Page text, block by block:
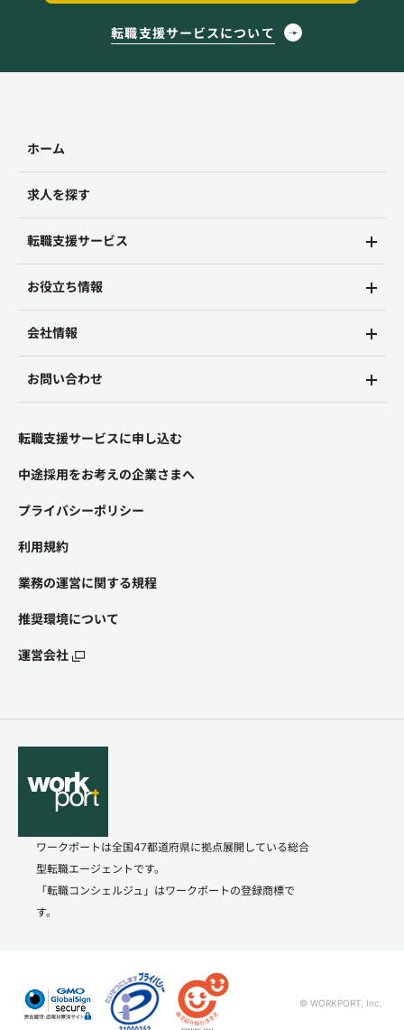
転職支援サービスについて
ホーム
求人を探す
転職支援サービス
お役立ち情報
会社情報
お問い合わせ
転職支援サービスに申し込む
中途採用をお考えの企業さまへ
プライバシーポリシー
利用規約
業務の運営に関する規程
推奨環境について
運営会社
ワークポートは全国47都道府県に拠点展開している総合
型転職エージェントです。
「転職コンシェルジュ」はワークポートの登録商標で
す。
© WORKPORT, Inc.